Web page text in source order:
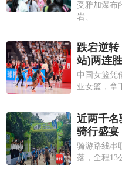
受雅加瀑布
岩、...
跌宕逆转
站)两连胜
中国女篮凭
亚女篮，拿
近两千名
骑行盛宴
骑游路线串
落，全程13